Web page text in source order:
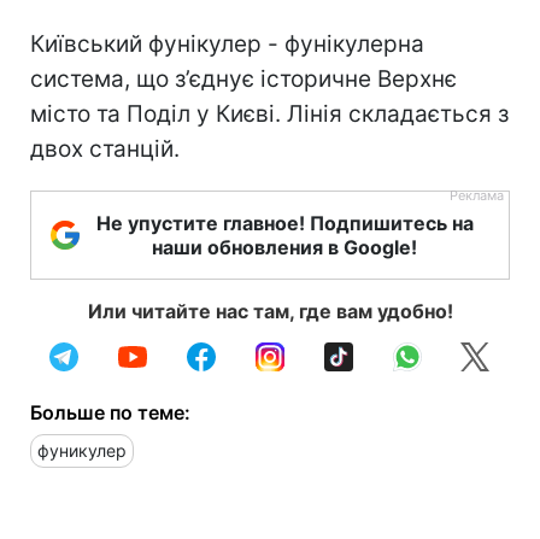
Київський фунікулер - фунікулерна
система, що з’єднує історичне Верхнє
місто та Поділ у Києві. Лінія складається з
двох станцій.
Не упустите главное! Подпишитесь на
наши обновления в Google!
Или читайте нас там, где вам удобно!
Больше по теме:
фуникулер